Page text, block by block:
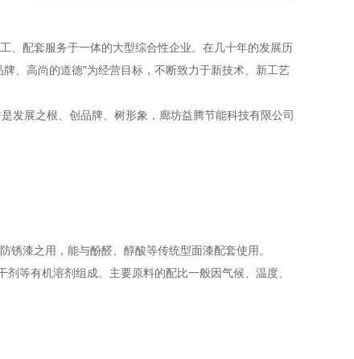
配套服务于一体的大型综合性企业。在几十年的发展历
、高尚的道德"为经营目标，不断致力于新技术、新工艺
发展之根、创品牌、树形象，廊坊益腾节能科技有限公司
漆之用，能与酚醛、醇酸等传统型面漆配套使用。
等有机溶剂组成。主要原料的配比一般因气候、温度、